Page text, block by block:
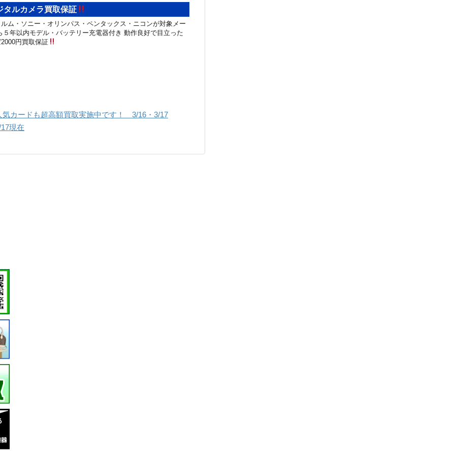
タルカメラ買取保証
ム・ソニー・オリンパス・ペンタックス・ニコンが対象メー
５年以内モデル・バッテリー充電器付き 動作良好で目立った
円買取保証
気カードも超高額買取実施中です！ 3/16・3/17
現在